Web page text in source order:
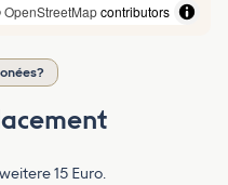
OpenStreetMapcontributors
15 Euro.